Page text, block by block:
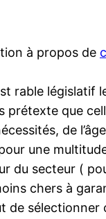
à propos de
rable législatif
prétexte que
de
une
du secteur (
chers à
de sélectionner